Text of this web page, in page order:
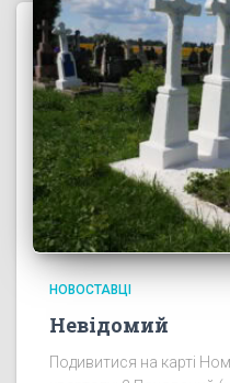
НОВОСТАВЦІ
Невідомий
Подивитися на карті